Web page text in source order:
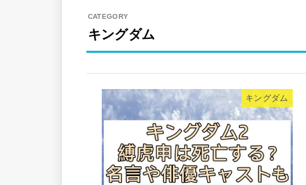
キングダム
キングダム